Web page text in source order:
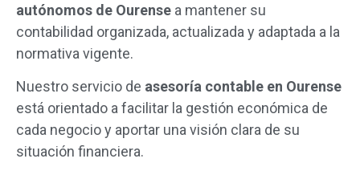
autónomos de Ourense a mantener su
contabilidad organizada, actualizada y adaptada a la
normativa vigente.
Nuestro servicio de asesoría contable en Ourense
está orientado a facilitar la gestión económica de
cada negocioy aportar una visión clara de su
situación financiera.